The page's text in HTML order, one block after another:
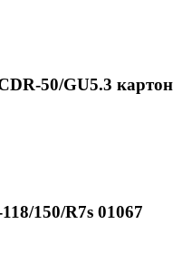
50/GU5.3 картон
150/R7s 01067